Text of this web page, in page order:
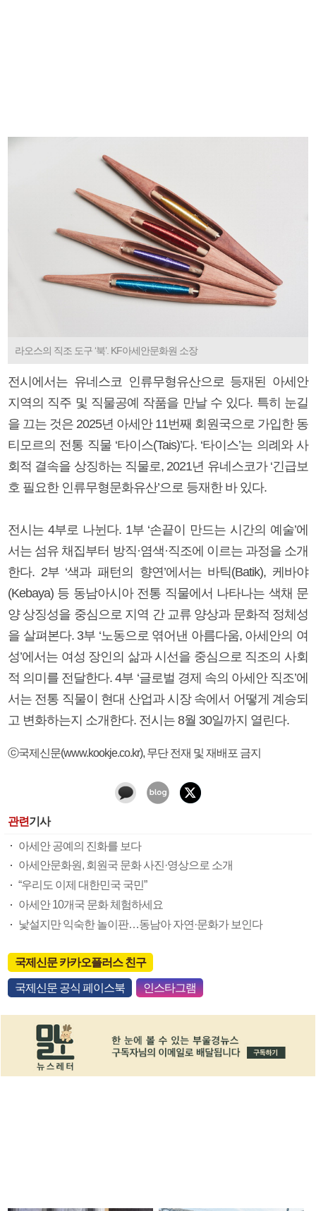
라오스의 직조 도구 ‘북’. KF아세안문화원 소장
전시에서는 유네스코 인류무형유산으로 등재된 아세안
지역의 직주 및 직물공예 작품을 만날 수 있다. 특히 눈길
을 끄는 것은 2025년 아세안 11번째 회원국으로 가입한 동
티모르의 전통 직물 ‘타이스(Tais)’다. ‘타이스’는 의례와 사
회적 결속을 상징하는 직물로, 2021년 유네스코가 ‘긴급보
호 필요한 인류무형문화유산’으로 등재한 바 있다.
전시는 4부로 나뉜다. 1부 ‘손끝이 만드는 시간의 예술’에
서는 섬유 채집부터 방직·염색·직조에 이르는 과정을 소개
한다. 2부 ‘색과 패턴의 향연’에서는 바틱(Batik), 케바야
(Kebaya) 등 동남아시아 전통 직물에서 나타나는 색채 문
양 상징성을 중심으로 지역 간 교류 양상과 문화적 정체성
을 살펴본다. 3부 ‘노동으로 엮어낸 아름다움, 아세안의 여
성’에서는 여성 장인의 삶과 시선을 중심으로 직조의 사회
적 의미를 전달한다. 4부 ‘글로벌 경제 속의 아세안 직조’에
서는 전통 직물이 현대 산업과 시장 속에서 어떻게 계승되
고 변화하는지 소개한다. 전시는 8월 30일까지 열린다.
ⓒ국제신문(www.kookje.co.kr), 무단 전재 및 재배포 금지
관련기사
아세안 공예의 진화를 보다
아세안문화원, 회원국 문화 사진·영상으로 소개
“우리도 이제 대한민국 국민”
아세안 10개국 문화 체험하세요
낯설지만 익숙한 놀이판…동남아 자연·문화가 보인다
국제신문 카카오플러스 친구
국제신문 공식 페이스북 인스타그램